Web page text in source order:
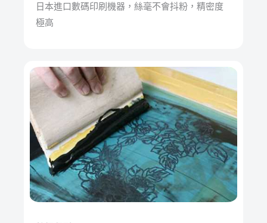
日本進口數碼印刷機器，絲毫不會抖粉，精密度
極高